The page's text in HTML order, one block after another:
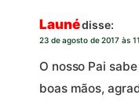
Launédisse:
23 de agosto de 2017 às
O nosso Pai
boas mãos,